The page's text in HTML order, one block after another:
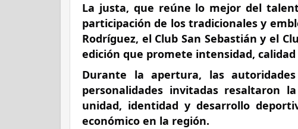
La justa, que reúne lo mejor del
participación de los tradicionales y
Rodríguez, el Club San Sebastián y el
edición que promete intensidad,
Durante la apertura, las
personalidades invitadas resaltaron
unidad, identidad y desarrollo
económico en la región.